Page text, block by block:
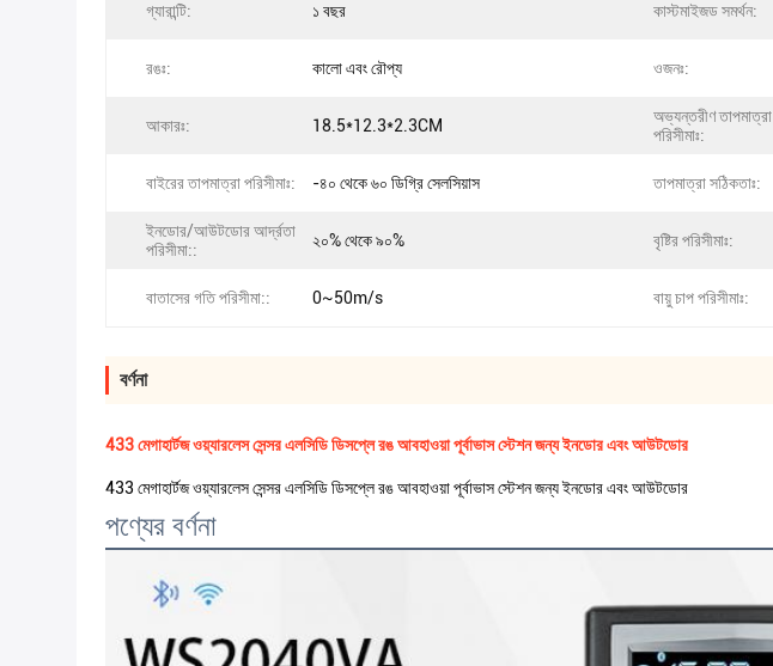
গ্যারান্টি: ১ বছর কাস্টমাইজড সমর্থন:
রঙঃ: কালো এবং রৌপ্য ওজনঃ:
আকারঃ: 18.5*12.3*2.3CM
অভ্যন্তরীণ তাপমাত্রা
পরিসীমাঃ:
বাইরের তাপমাত্রা পরিসীমাঃ: -৪০ থেকে ৬০ ডিগ্রি সেলসিয়াস তাপমাত্রা সঠিকতাঃ:
ইনডোর/আউটডোর আর্দ্রতা
পরিসীমা::
২০% থেকে ৯০% বৃষ্টির পরিসীমাঃ:
বাতাসের গতি পরিসীমা:: 0~50m/s বায়ু চাপ পরিসীমাঃ:
বর্ণনা
433 মেগাহার্টজ ওয়্যারলেস সেন্সর এলসিডি ডিসপ্লে রঙ আবহাওয়া পূর্বাভাস স্টেশন জন্য ইনডোর এবং আউটডোর
433 মেগাহার্টজ ওয়্যারলেস সেন্সর এলসিডি ডিসপ্লে রঙ আবহাওয়া পূর্বাভাস স্টেশন জন্য ইনডোর এবং আউটডোর
পণ্যের বর্ণনা